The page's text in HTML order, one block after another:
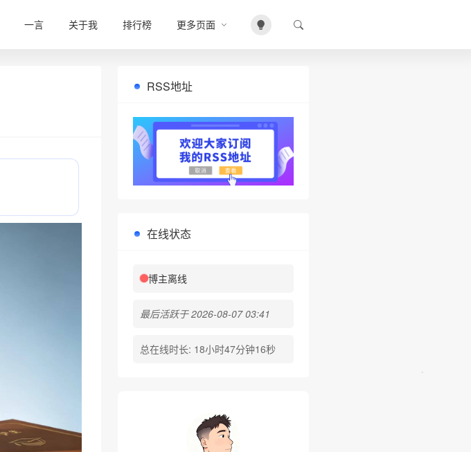
一言 关于我 排行榜 更多页面
RSS地址
在线状态
博主离线
最后活跃于 2026-08-07 03:41
总在线时长: 18小时47分钟16秒